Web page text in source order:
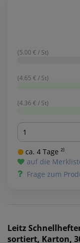
(5.00 € / St)
(4.65 € / St)
(4.36 € / St)
Menge
ca. 4 Tage ²⁾
auf die
Frage zum
Leitz
sortiert, Karton,